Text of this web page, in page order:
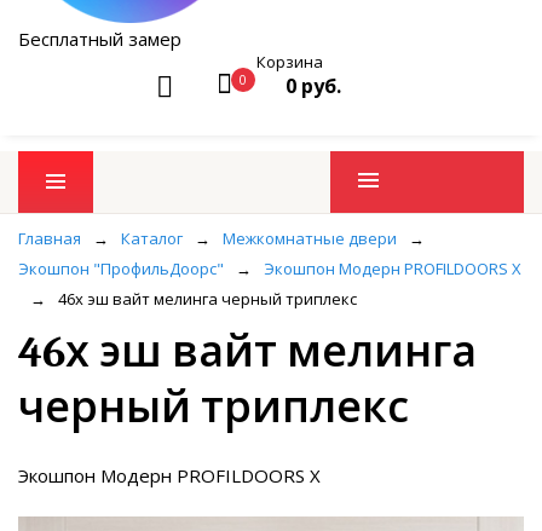
Бесплатный замер
0
Корзина
0 руб.
Промо товары
Главная → Каталог → Межкомнатные двери
→
Экошпон "ПрофильДоорс"
→
Экошпон Модерн PROFILDOORS X
→
46х эш вайт мелинга черный триплекс
46х эш вайт мелинга
черный триплекс
Экошпон Модерн PROFILDOORS X